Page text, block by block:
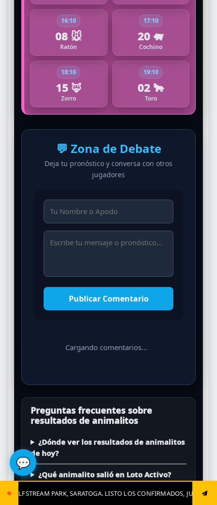
LISTO LOS CONFIRMADOS, JUGADAS CLAVES Y EL GRAN
16:10
08 🐭
Ratón
17:10
20 🐖
Cochino
18:10
15 🦊
Zorro
19:10
02 🐂
Toro
💬 Zona de Debate
Deja tu pronóstico y conversa con otros
jugadores
Publicar Comentario
Cargando comentarios...
Preguntas frecuentes sobre
resultados de animalitos
¿Dónde ver los resultados de animalitos
de hoy?
¿Qué animalito salió en Loto Activo?
¿También publican La Granjita y Chance
💬